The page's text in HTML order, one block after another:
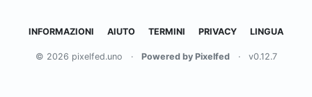
INFORMAZIONI AIUTO TERMINI PRIVACY LINGUA
© 2026 pixelfed.uno · Powered by Pixelfed · v0.12.7